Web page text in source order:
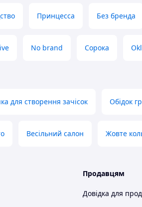
Принцесса Без бренда
No brand Сорока Okl
для створення зачісок Обідок
Весільний салон Жовте
Продавцям
Довідка для